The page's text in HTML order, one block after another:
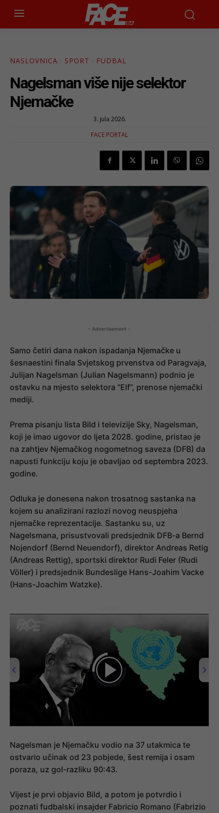
NASLOVNICA SPORT FUDBAL
Nagelsman više nije selektor
Njemačke
3. jula 2026.
FACE PORTAL
- Advertisement -
Samo četiri dana nakon ispadanja Njemačke u
šesnaestini finala Svjetskog prvenstva od Paragvaja,
Julijan Nagelsman (Julian Nagelsmann) podnio je
ostavku na mjesto selektora “Elf”, prenose njemački
mediji.
Prema pisanju lista Bild i televizije Sky, Nagelsman,
koji je imao ugovor do ljeta 2028. godine, pristao je
na zahtjev Njemačkog nogometnog saveza (DFB) da
napusti funkciju koju je obavljao od septembra 2023.
godine.
Odluka je donesena nakon trosatnog sastanka na
kojem su analizirani razlozi novog neuspjeha
njemačke reprezentacije. Sastanku su, uz
Nagelsmana, prisustvovali predsjednik DFB-a Bernd
Nojendorf (Bernd Neuendorf), direktor Andreas Retig
(Andreas Rettig), sportski direktor Rudi Feler (Rudi
Völler) i predsjednik Bundeslige Hans-Joahim Vacke
(Hans-Joachim Watzke).
00:00 04:47
Nagelsman je Njemačku vodio na 37 utakmica te
ostvario učinak od 23 pobjede, šest remija i osam
poraza, uz gol-razliku 90:43.
Vijest je prvi objavio Bild, a potom je potvrdio i
poznati fudbalski insajder Fabricio Romano (Fabrizio